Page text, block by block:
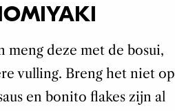
meng deze met de bosui,
vulling. Breng het niet op
en bonito flakes zijn al